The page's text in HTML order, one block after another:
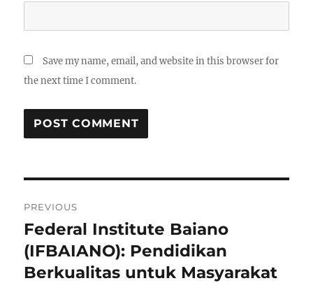
Save my name, email, and website in this browser for
the next time I comment.
navigation
PREVIOUS
Previous
post:
Federal Institute Baiano
(IFBAIANO): Pendidikan
Berkualitas untuk Masyarakat